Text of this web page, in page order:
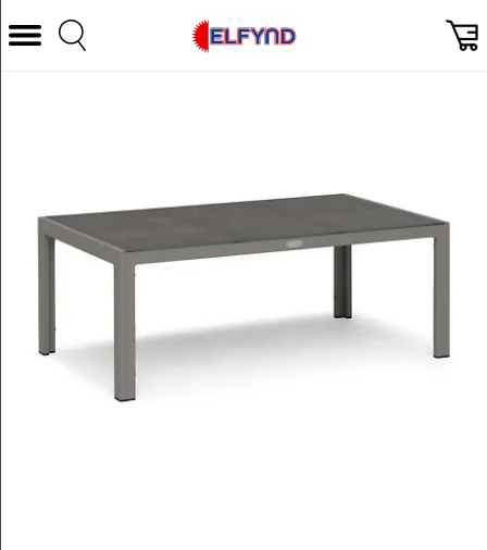
Välj Kategori
Foto & Video
Vitvaror
Mobil, Tele & GPS